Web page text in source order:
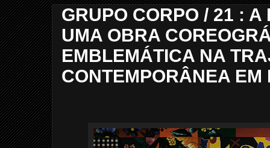
GRUPO CORPO / 21 :
UMA OBRA
EMBLEMÁTICA NA
CONTEMPORÂNEA